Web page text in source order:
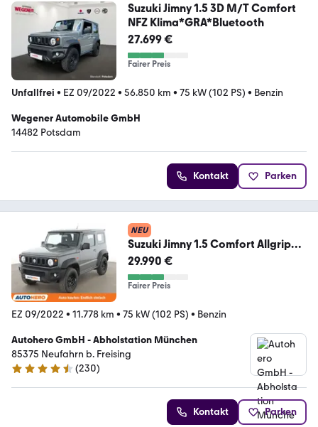
Suzuki Jimny 1.5 3D M/T Comfort
NFZ Klima*GRA*Bluetooth
27.699 €
Fairer Preis
Unfallfrei • EZ 09/2022 • 56.850 km • 75 kW (102 PS) • Benzin
Wegener Automobile GmbH
14482 Potsdam
Kontakt Parken
NEU
Suzuki Jimny 1.5 Comfort Allgrip
NFZ*TEMPO*SHZ*LIM*
29.990 €
Fairer Preis
EZ 09/2022 • 11.778 km • 75 kW (102 PS) • Benzin
Autohero GmbH - Abholstation München
85375 Neufahrn b. Freising
4.4 Sterne
(230)
Kontakt Parken